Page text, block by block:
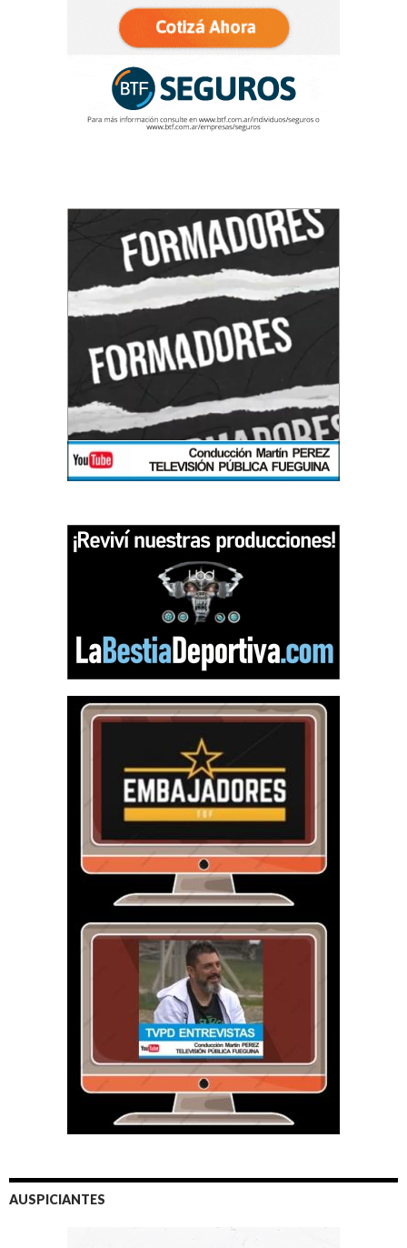
AUSPICIANTES